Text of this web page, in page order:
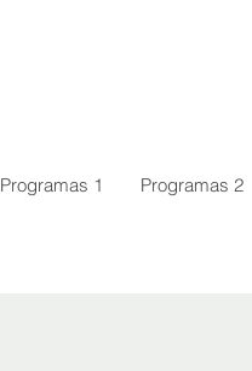
Programas 1 Programas 2